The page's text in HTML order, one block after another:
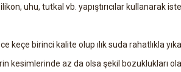
uhu, tutkal vb. yapıştırıcılar kullanarak
keçe birinci kalite olup ılık suda rahatlıkla
kesimlerinde az da olsa şekil bozuklukları